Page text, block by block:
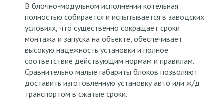
В блочно-модульном исполнении котельная
полностью собирается и испытывается в заводских
условиях, что существенно сокращает сроки
монтажа и запуска на объекте, обеспечивает
высокую надежность установки и полное
соответствие действующим нормам и правилам.
Сравнительно малые габариты блоков позволяют
доставить изготовленную установку авто или ж/д
транспортом в сжатые сроки.